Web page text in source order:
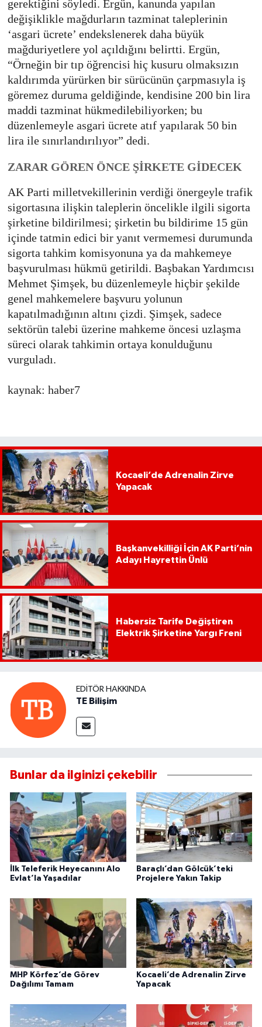
gerektiğini söyledi. Ergün, kanunda yapılan
değişiklikle mağdurların tazminat taleplerinin
‘asgari ücrete’ endekslenerek daha büyük
mağduriyetlere yol açıldığını belirtti. Ergün,
“Örneğin bir tıp öğrencisi hiç kusuru olmaksızın
kaldırımda yürürken bir sürücünün çarpmasıyla iş
göremez duruma geldiğinde, kendisine 200 bin lira
maddi tazminat hükmedilebiliyorken; bu
düzenlemeyle asgari ücrete atıf yapılarak 50 bin
lira ile sınırlandırılıyor” dedi.
ZARAR GÖREN ÖNCE ŞİRKETE GİDECEK
AK Parti milletvekillerinin verdiği önergeyle trafik
sigortasına ilişkin taleplerin öncelikle ilgili sigorta
şirketine bildirilmesi; şirketin bu bildirime 15 gün
içinde tatmin edici bir yanıt vermemesi durumunda
sigorta tahkim komisyonuna ya da mahkemeye
başvurulması hükmü getirildi. Başbakan Yardımcısı
Mehmet Şimşek, bu düzenlemeyle hiçbir şekilde
genel mahkemelere başvuru yolunun
kapatılmadığının altını çizdi. Şimşek, sadece
sektörün talebi üzerine mahkeme öncesi uzlaşma
süreci olarak tahkimin ortaya konulduğunu
vurguladı.
kaynak: haber7
Kocaeli’de Adrenalin Zirve
Yapacak
Başkanvekilliği İçin AK Parti’nin
Adayı Hayrettin Ünlü
Habersiz Tarife Değiştiren
Elektrik Şirketine Yargı Freni
EDITÖR HAKKINDA
TE Bilişim
Bunlar da ilginizi çekebilir
İlk Teleferik Heyecanını Alo
Evlat’la Yaşadılar
Baraçlı’dan Gölcük’teki
Projelere Yakın Takip
MHP Körfez’de Görev
Dağılımı Tamam
Kocaeli’de Adrenalin Zirve
Yapacak